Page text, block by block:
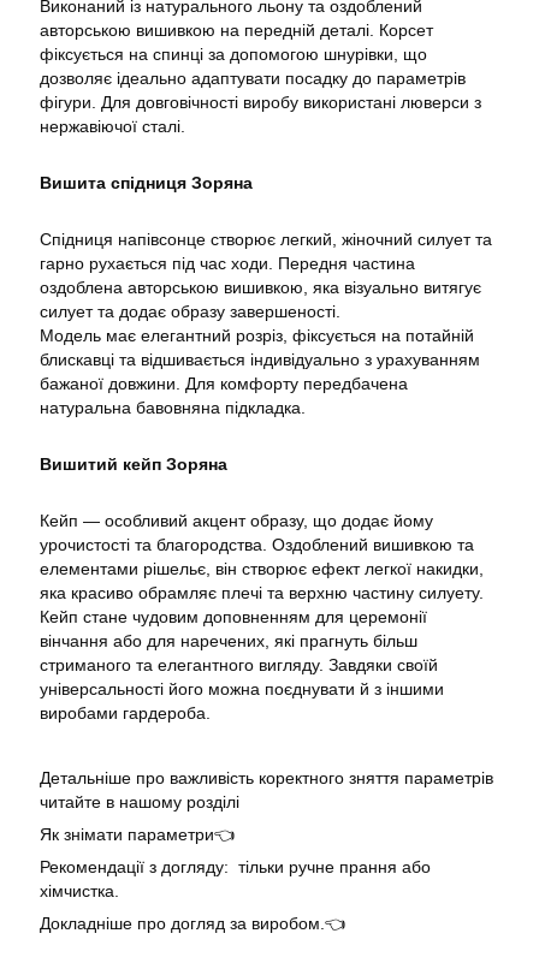
Виконаний із натурального льону та оздоблений
авторською вишивкою на передній деталі. Корсет
фіксується на спинці за допомогою шнурівки, що
дозволяє ідеально адаптувати посадку до параметрів
фігури. Для довговічності виробу використані люверси з
нержавіючої сталі.
Вишита спідниця Зоряна
Спідниця напівсонце створює легкий, жіночний силует та
гарно рухається під час ходи. Передня частина
оздоблена авторською вишивкою, яка візуально витягує
силует та додає образу завершеності.
Модель має елегантний розріз, фіксується на потайній
блискавці та відшивається індивідуально з урахуванням
бажаної довжини. Для комфорту передбачена
натуральна бавовняна підкладка.
Вишитий кейп Зоряна
Кейп — особливий акцент образу, що додає йому
урочистості та благородства. Оздоблений вишивкою та
елементами рішельє, він створює ефект легкої накидки,
яка красиво обрамляє плечі та верхню частину силуету.
Кейп стане чудовим доповненням для церемонії
вінчання або для наречених, які прагнуть більш
стриманого та елегантного вигляду. Завдяки своїй
універсальності його можна поєднувати й з іншими
виробами гардероба.
Детальніше про важливість коректного зняття параметрів
читайте в нашому розділі
Як знімати параметри👈
Рекомендації з догляду: тільки ручне прання або
хімчистка.
Докладніше про догляд за виробом.👈